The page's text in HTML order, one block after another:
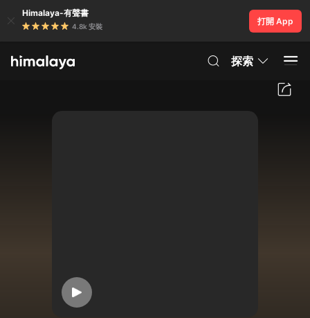
Himalaya-有聲書
4.8k 安裝
打開 App
探索